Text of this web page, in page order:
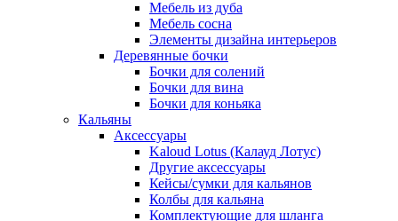
Мебель из дуба
Мебель сосна
Элементы дизайна интерьеров
Деревянные бочки
Бочки для солений
Бочки для вина
Бочки для коньяка
Кальяны
Аксессуары
Kaloud Lotus (Калауд Лотус)
Другие аксессуары
Кейсы/сумки для кальянов
Колбы для кальяна
Комплектующие для шланга